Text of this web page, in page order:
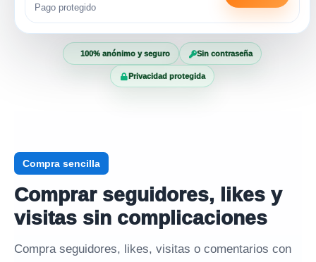
Pago protegido
100% anónimo y seguro Sin contraseña
Privacidad protegida
Compra sencilla
Comprar seguidores, likes y
visitas sin complicaciones
Compra seguidores, likes, visitas o comentarios con